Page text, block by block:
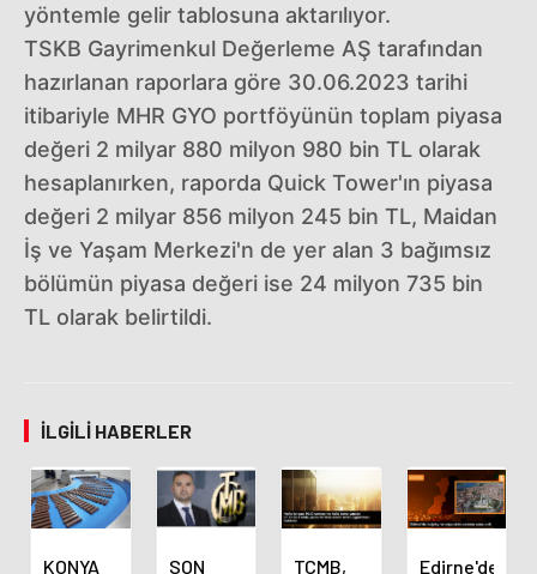
yöntemle gelir tablosuna aktarılıyor.
TSKB Gayrimenkul Değerleme AŞ tarafından
hazırlanan raporlara göre 30.06.2023 tarihi
itibariyle MHR GYO portföyünün toplam piyasa
değeri 2 milyar 880 milyon 980 bin TL olarak
hesaplanırken, raporda Quick Tower'ın piyasa
değeri 2 milyar 856 milyon 245 bin TL, Maidan
İş ve Yaşam Merkezi'n de yer alan 3 bağımsız
bölümün piyasa değeri ise 24 milyon 735 bin
TL olarak belirtildi.
İLGILI HABERLER
KONYA SON TCMB, Edirne'de